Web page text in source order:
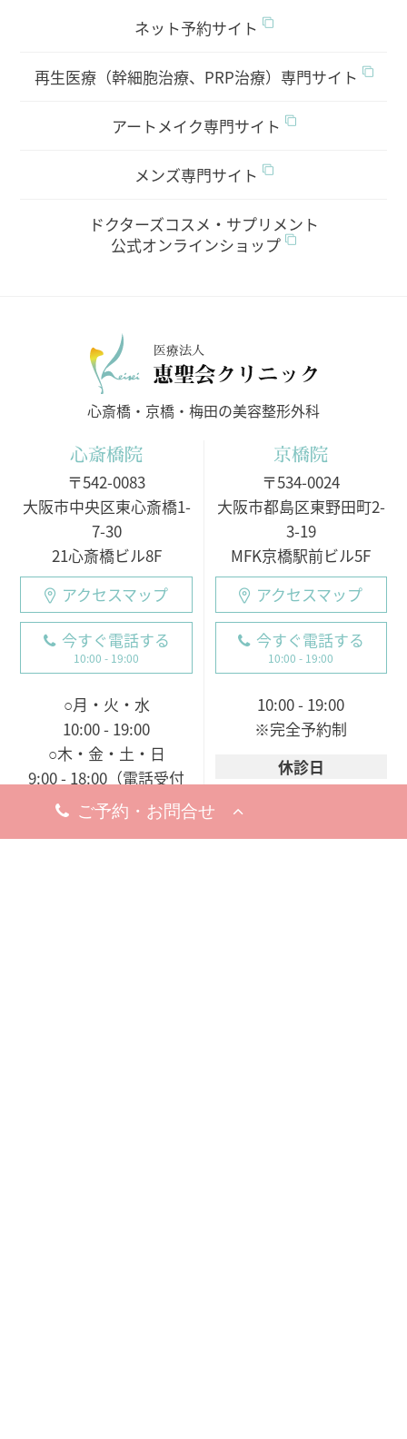
ネット予約サイト
再生医療（幹細胞治療、PRP治療）専門サイト
アートメイク専門サイト
メンズ専門サイト
ドクターズコスメ・サプリメント
公式オンラインショップ
医療法人
心斎橋・京橋・梅田の美容整形外科
心斎橋院
〒542-0083
大阪市中央区東心斎橋1-
7-30
21心斎橋ビル8F
アクセスマップ
今すぐ電話する
10:00 - 19:00
○月・火・水
10:00 - 19:00
○木・金・土・日
9:00 - 18:00（電話受付
9:00 - 19:00）
※完全予約制
京橋院
〒534-0024
大阪市都島区東野田町2-
3-19
MFK京橋駅前ビル5F
アクセスマップ
今すぐ電話する
10:00 - 19:00
10:00 - 19:00
※完全予約制
休診日
※お問い合わせ・ご予約のお電